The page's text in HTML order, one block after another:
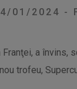
01/2024 -
a învins,
trofeu,